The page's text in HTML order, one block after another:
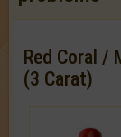
Red Coral /
(3 Carat)